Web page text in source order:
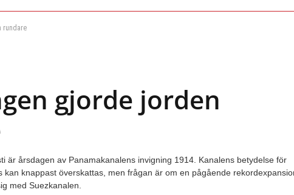
rundare
gjorde jorden
är årsdagen av Panamakanalens invigning 1914. Kanalens betydelse för
kan knappast överskattas, men frågan är om en pågående
med Suezkanalen.